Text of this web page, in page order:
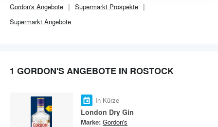
Gordon's Angebote Supermarkt Prospekte
Supermarkt Angebote
1 GORDON'S ANGEBOTE IN ROSTOCK
In Kürze
London Dry Gin
Marke: Gordon's